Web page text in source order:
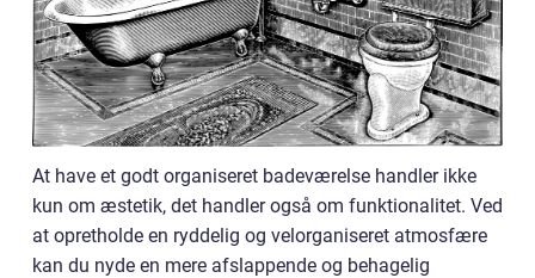
At have et godt organiseret badeværelse handler ikke
kun om æstetik, det handler også om funktionalitet. Ved
at opretholde en ryddelig og velorganiseret atmosfære
kan du nyde en mere afslappende og behagelig